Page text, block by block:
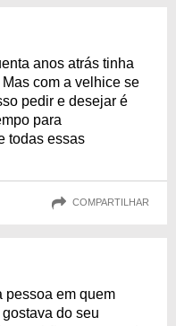
anos atrás tinha
com a velhice se
pedir e desejar é
para
todas essas
COMPARTILHAR
pessoa em quem
do seu